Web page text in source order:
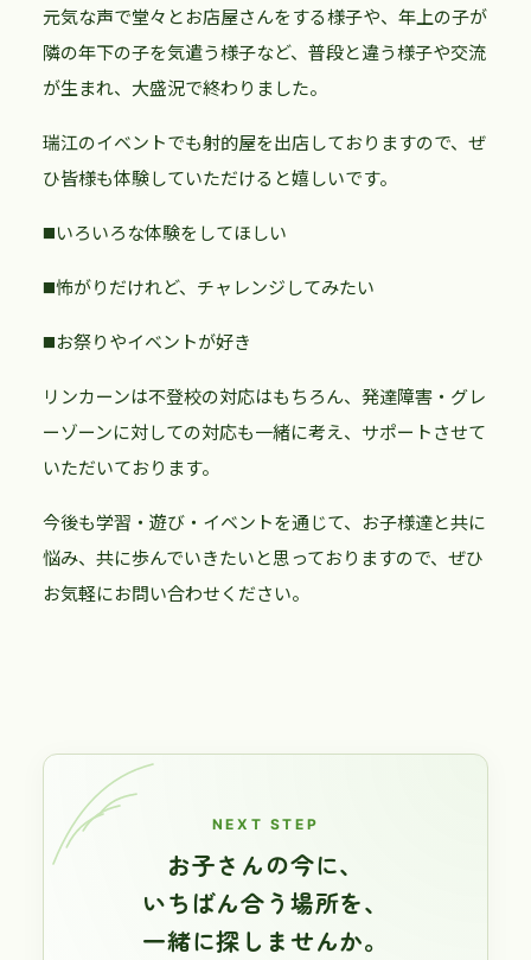
元気な声で堂々とお店屋さんをする様子や、年上の子が
隣の年下の子を気遣う様子など、普段と違う様子や交流
が生まれ、大盛況で終わりました。
瑞江のイベントでも射的屋を出店しておりますので、ぜ
ひ皆様も体験していただけると嬉しいです。
◼️いろいろな体験をしてほしい
◼️怖がりだけれど、チャレンジしてみたい
◼️お祭りやイベントが好き
リンカーンは不登校の対応はもちろん、発達障害・グレ
ーゾーンに対しての対応も一緒に考え、サポートさせて
いただいております。
今後も学習・遊び・イベントを通じて、お子様達と共に
悩み、共に歩んでいきたいと思っておりますので、ぜひ
お気軽にお問い合わせください。
NEXT STEP
お子さんの今に、
いちばん合う場所を、
一緒に探しませんか。